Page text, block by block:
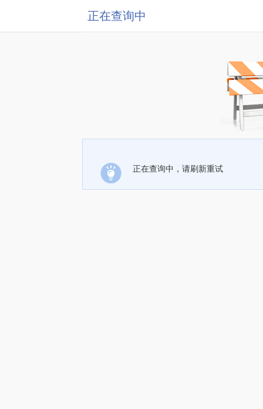
正在查询中
正在查询中，请刷新重试